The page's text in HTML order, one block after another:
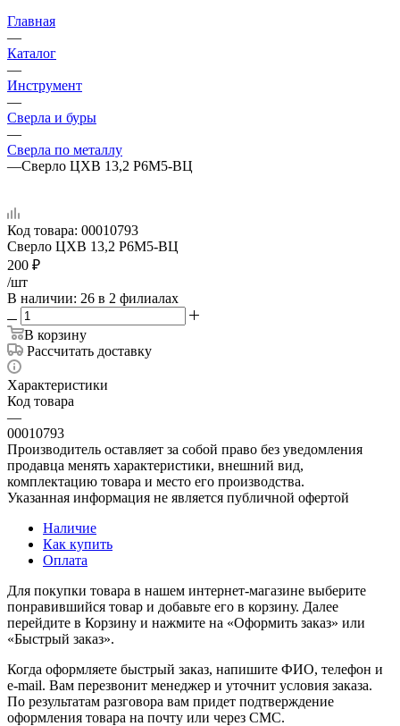
Главная
—
Каталог
—
Инструмент
—
Сверла и буры
—
Сверла по металлу
—Сверло ЦХВ 13,2 Р6М5-ВЦ
Код товара: 00010793
Сверло ЦХВ 13,2 Р6М5-ВЦ
200 ₽
/шт
В наличии: 26 в 2 филиалах
В корзину
Рассчитать доставку
Характеристики
Код товара
—
00010793
Производитель оставляет за собой право без уведомления
продавца менять характеристики, внешний вид,
комплектацию товара и место его производства.
Указанная информация не является публичной офертой
Наличие
Как купить
Оплата
Для покупки товара в нашем интернет-магазине выберите
понравившийся товар и добавьте его в корзину. Далее
перейдите в Корзину и нажмите на «Оформить заказ» или
«Быстрый заказ».
Когда оформляете быстрый заказ, напишите ФИО, телефон и
e-mail. Вам перезвонит менеджер и уточнит условия заказа.
По результатам разговора вам придет подтверждение
оформления товара на почту или через СМС.